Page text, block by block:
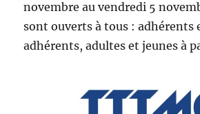
novembre au vendredi 5
sont ouverts à tous : adhérents
adhérents, adultes et jeunes à